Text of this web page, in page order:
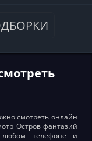
смотреть онлайн
Остров фантазий
любом телефоне и